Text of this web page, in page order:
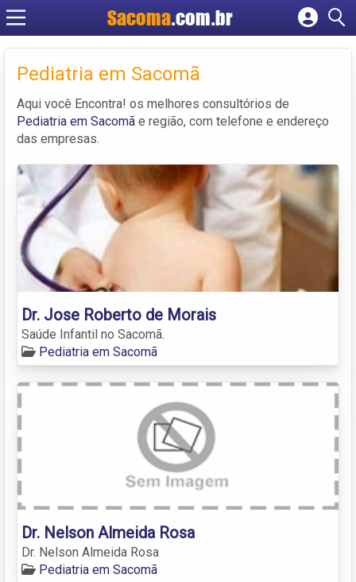
Sacoma.com.br
Cadastrar empresa
Fazer login
Criar conta
Pediatria em Sacomã
Aqui você Encontra! os melhores consultórios de
Pediatria em Sacomã e região, com telefone e endereço
das empresas.
Dr. Jose Roberto de Morais
Saúde Infantil no Sacomã.
Pediatria em Sacomã
Dr. Nelson Almeida Rosa
Dr. Nelson Almeida Rosa
Pediatria em Sacomã